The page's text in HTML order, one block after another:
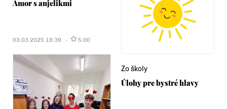
Amor s anjelikmi
03.03.2025 18:39 5.00
Zo školy
Úlohy pre bystré hlavy